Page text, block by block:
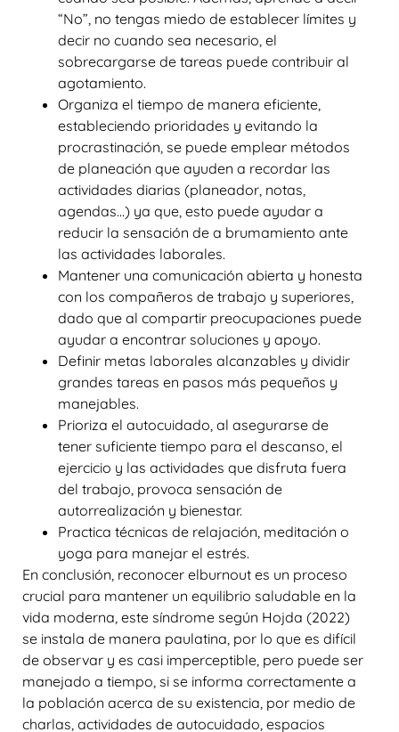
“No”, no tengas miedo de establecer límites y
decir no cuando sea necesario, el
sobrecargarse de tareas puede contribuir al
agotamiento.
Organiza el tiempo de manera eficiente,
estableciendo prioridades y evitando la
procrastinación, se puede emplear métodos
de planeación que ayuden a recordar las
actividades diarias (planeador, notas,
agendas…) ya que, esto puede ayudar a
reducir la sensación de a brumamiento ante
las actividades laborales.
Mantener una comunicación abierta y honesta
con los compañeros de trabajo y superiores,
dado que al compartir preocupaciones puede
ayudar a encontrar soluciones y apoyo.
Definir metas laborales alcanzables y dividir
grandes tareas en pasos más pequeños y
manejables.
Prioriza el autocuidado, al asegurarse de
tener suficiente tiempo para el descanso, el
ejercicio y las actividades que disfruta fuera
del trabajo, provoca sensación de
autorrealización y bienestar.
Practica técnicas de relajación, meditación o
yoga para manejar el estrés.
En conclusión, reconocer elburnout es un proceso
crucial para mantener un equilibrio saludable en la
vida moderna, este síndrome según Hojda (2022)
se instala de manera paulatina, por lo que es difícil
de observar y es casi imperceptible, pero puede ser
manejado a tiempo, si se informa correctamente a
la población acerca de su existencia, por medio de
charlas, actividades de autocuidado, espacios